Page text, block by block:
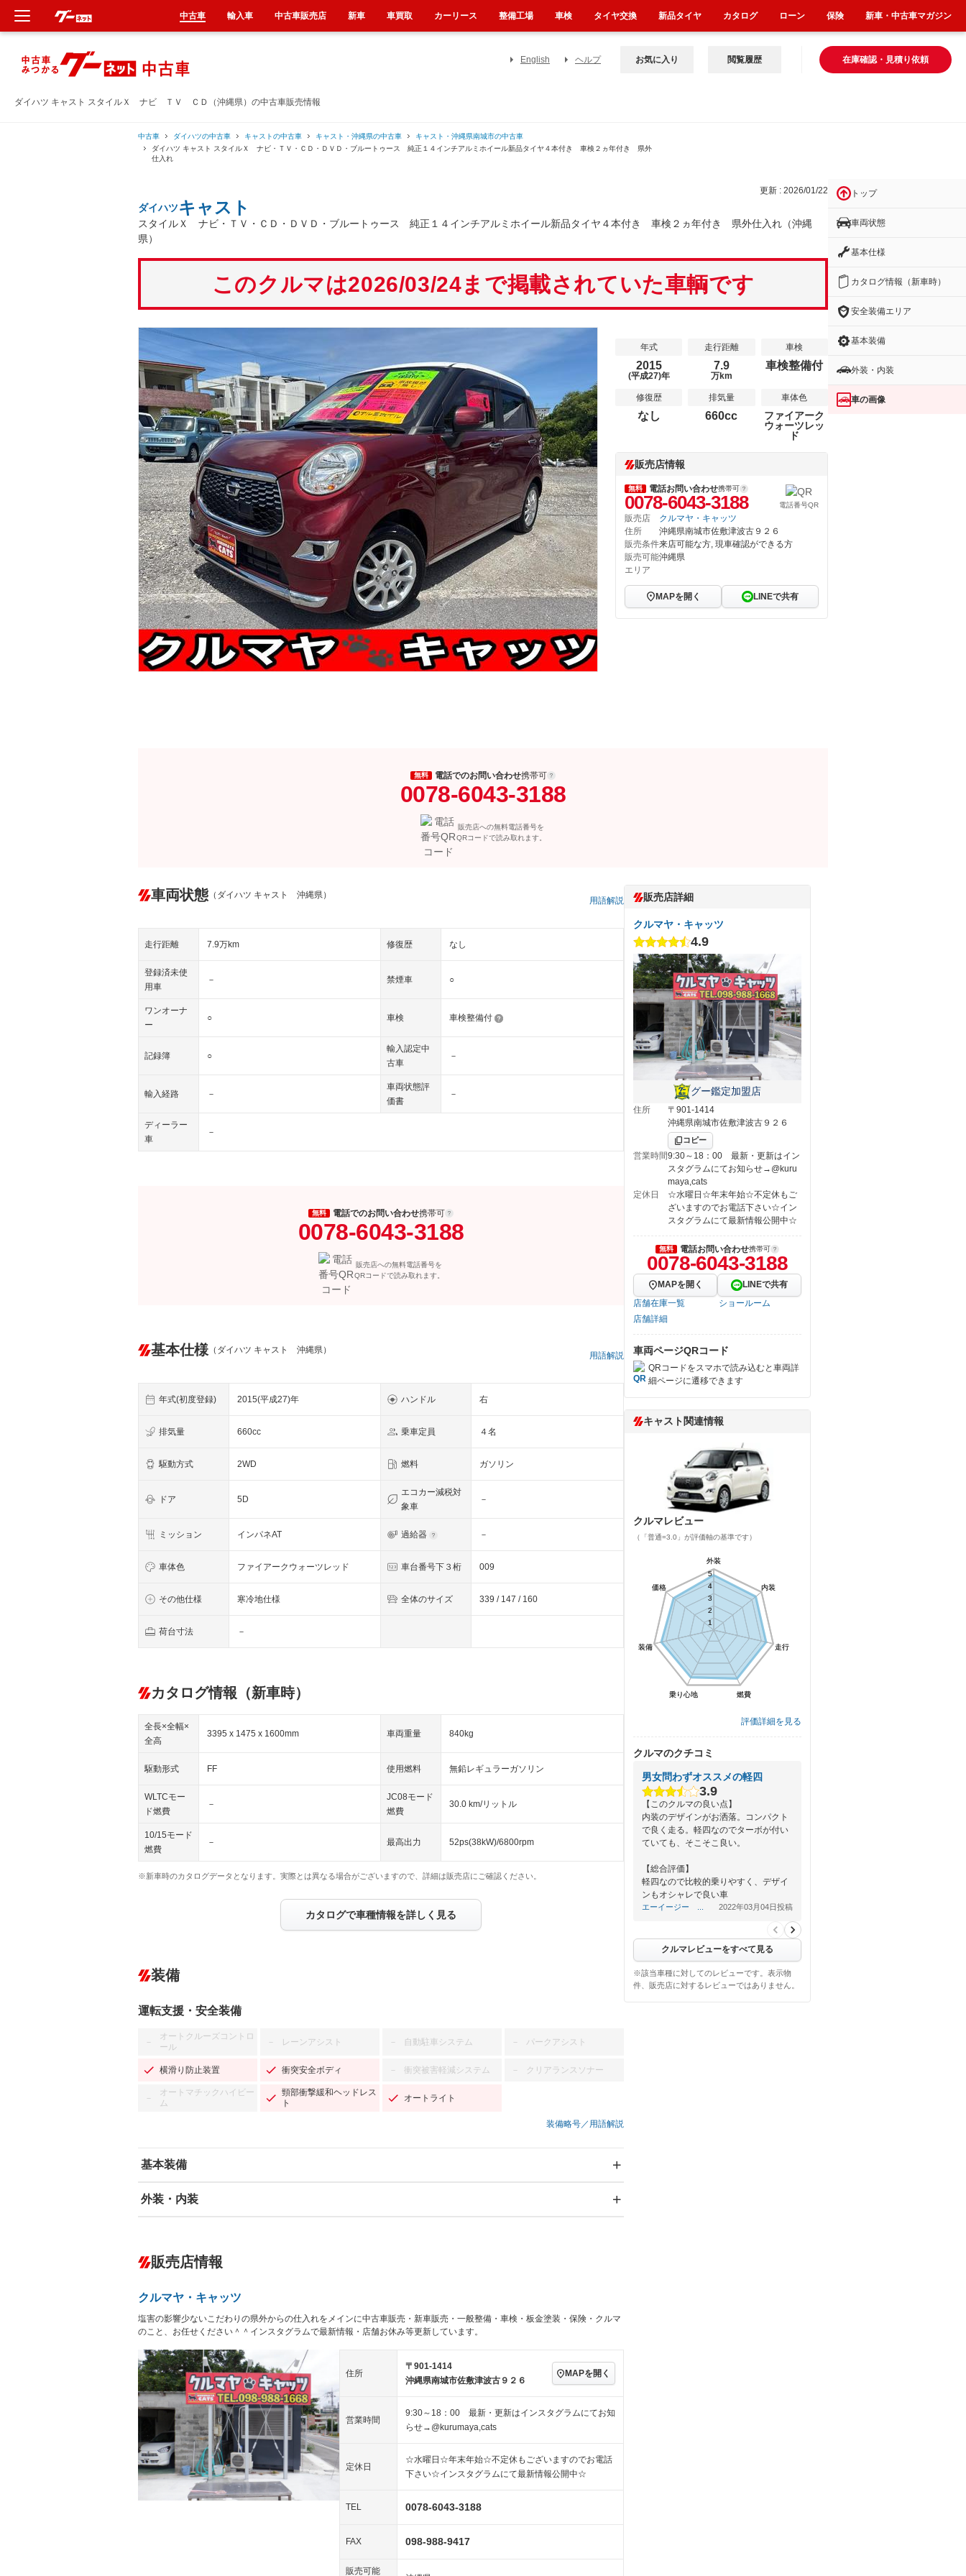
ダイハツ キャスト スタイルＸ ナビ ＴＶ ＣＤ（沖縄県）の中古車販売情報
English ヘルプ 在庫確認・見積り依頼
お気に入り 閲覧履歴
中古車 ダイハツの中古車 キャストの中古車 キャスト・沖縄県の中古車
キャスト・沖縄県南城市の中古車
ダイハツ キャスト スタイルＸ ナビ・ＴＶ・ＣＤ・ＤＶＤ・ブルートゥース 純正１４インチアルミホイール新品タイヤ４本付き 車検２ヵ年付き 県外
仕入れ
更新 : 2026/01/22
ダイハツキャスト
スタイルＸ ナビ・ＴＶ・ＣＤ・ＤＶＤ・ブルートゥース 純正１４インチアルミホイール新品タイヤ４本付き 車検２ヵ年付き 県外仕入れ（沖縄
県）
このクルマは2026/03/24まで掲載されていた車輌です
年式
2015
(平成27)年
走行距離
7.9
万km
車検
車検整備付
修復歴
なし
排気量
660cc
車体色
ファイアーク
ウォーツレッ
ド
販売店情報
無料 電話お問い合わせ携帯可
0078-6043-3188 電話番号QR
販売店
クルマヤ・キャッツ
住所
沖縄県南城市佐敷津波古９２６
販売条件来店可能な方, 現車確認ができる方
販売可能
エリア
沖縄県
MAPを開く LINEで共有
無料 電話でのお問い合わせ携帯可
0078-6043-3188
販売店への無料電話番号を
QRコードで読み取れます。
車両状態 （ダイハツ キャスト 沖縄県）
用語解説
走行距離 7.9万km 修復歴 なし
登録済未使
用車
－ 禁煙車 ○
ワンオーナ
ー
○ 車検 車検整備付
記録簿 ○
輸入認定中
古車
－
輸入経路 －
車両状態評
価書
－
ディーラー
車
－
無料 電話でのお問い合わせ携帯可
0078-6043-3188
販売店への無料電話番号を
QRコードで読み取れます。
基本仕様 （ダイハツ キャスト 沖縄県）
用語解説
年式(初度登録) 2015(平成27)年 ハンドル 右
排気量 660cc 乗車定員 ４名
駆動方式 2WD 燃料 ガソリン
ドア 5D
エコカー減税対
象車
－
ミッション インパネAT 過給器 －
車体色 ファイアークウォーツレッド 車台番号下３桁 009
その他仕様 寒冷地仕様 全体のサイズ 339 / 147 / 160
荷台寸法 －
カタログ情報（新車時）
全長×全幅×
全高
3395 x 1475 x 1600mm 車両重量 840kg
駆動形式 FF 使用燃料 無鉛レギュラーガソリン
WLTCモー
ド燃費
－
JC08モード
燃費
30.0 km/リットル
10/15モード
燃費
－ 最高出力 52ps(38kW)/6800rpm
※新車時のカタログデータとなります。実際とは異なる場合がございますので、詳細は販売店にご確認ください。
カタログで車種情報を詳しく見る
装備
運転支援・安全装備
－
オートクルーズコントロ
ール
－ レーンアシスト － 自動駐車システム － パークアシスト
横滑り防止装置 衝突安全ボディ － 衝突被害軽減システム － クリアランスソナー
－
オートマチックハイビー
ム
頸部衝撃緩和ヘッドレス
ト
オートライト
装備略号／用語解説
基本装備
エアバッグ：運転席/助手席
－ ダウンヒルアシストコントロール
Bluetooth接続
－ レンタカーアップ － 展示・試乗車 電動格納ミラー
装備略号／用語解説
外装・内装
オーディオ：CDまたはCDチェンジャー／ミュージック
プレイヤー接続可
－
ー
－ LEDヘッドランプ － HID(キセノンライト) － ポータブルナビ － バックカメラ
－ ETC エアロ
－ ランフラットタイヤ － パワーシート 3列シート ベンチシート
フルフラットシート － チップアップシート
シートヒーター － ウォークスルー 後席モニター
－ フロントカメラ シートエアコン
－ ルーフレール － エアサスペンション
販売店情報
クルマヤ・キャッツ
塩害の影響少ないこだわりの県外からの仕入れをメインに中古車販売・新車販売・一般整備・車検・板金塗装・保険・クルマ
のこと、お任せください＾＾インスタグラムで最新情報・店舗お休み等更新しています。
住所
〒901-1414
沖縄県南城市佐敷津波古９２６
MAPを開く
営業時間
9:30～18：00 最新・更新はインスタグラムにてお知
らせ→@kurumaya,cats
定休日
☆水曜日☆年末年始☆不定休もございますのでお電話
下さい☆インスタグラムにて最新情報公開中☆
TEL 0078-6043-3188
FAX 098-988-9417
販売可能
販売店詳細
クルマヤ・キャッツ
4.9
グー鑑定加盟店
住所
〒901-1414
沖縄県南城市佐敷津波古９２６
コピー
営業時間9:30～18：00 最新・更新はイン
スタグラムにてお知らせ→@kuru
maya,cats
定休日
☆水曜日☆年末年始☆不定休もご
ざいますのでお電話下さい☆イン
スタグラムにて最新情報公開中☆
無料 電話お問い合わせ携帯可
0078-6043-3188
MAPを開く
LINEで共有
店舗在庫一覧
ショールーム
店舗詳細
車両ページQRコード
QRコードをスマホで読み込むと車両詳
細ページに遷移できます
キャスト関連情報
クルマレビュー
（「普通=3.0」が評価軸の基準です）
外装
内装
走行
燃費
乗り心地
装備
価格
1
2
3
4
5
外装
内装
走行
燃費
乗り心地
装備
価格
1
2
3
4
5
評価詳細を見る
クルマのクチコミ
男女問わずオススメの軽四
3.9
【このクルマの良い点】
内装のデザインがお洒落。コンパクト
で良く走る。軽四なのでターボが付い
ていても、そこそこ良い。
【総合評価】
軽四なので比較的乗りやすく、デザイ
ンもオシャレで良い車
エーイージー ... 2022年03月04日投稿
クルマレビューをすべて見る
※該当車種に対してのレビューです。表示物
件、販売店に対するレビューではありません。
トップ
車両状態
基本仕様
カタログ情報（新車時）
安全装備エリア
基本装備
外装・内装
車の画像
中古車 輸入車 中古車販売店 新車 車買取 カーリース 整備工場 車検 タイヤ交換 新品タイヤ カタログ ローン 保険 新車・中古車マガジン
新車
中古車